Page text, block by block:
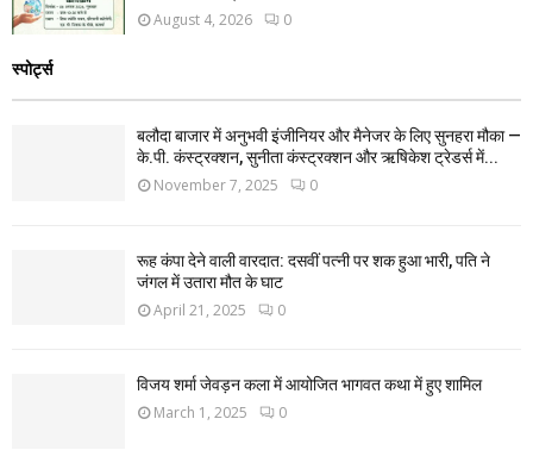
August 4, 2026 0
स्पोर्ट्स
बलौदा बाजार में अनुभवी इंजीनियर और मैनेजर के लिए सुनहरा मौका —
के.पी. कंस्ट्रक्शन, सुनीता कंस्ट्रक्शन और ऋषिकेश ट्रेडर्स में...
November 7, 2025 0
रूह कंपा देने वाली वारदात: दसवीं पत्नी पर शक हुआ भारी, पति ने
जंगल में उतारा मौत के घाट
April 21, 2025 0
विजय शर्मा जेवड़न कला में आयोजित भागवत कथा में हुए शामिल
March 1, 2025 0